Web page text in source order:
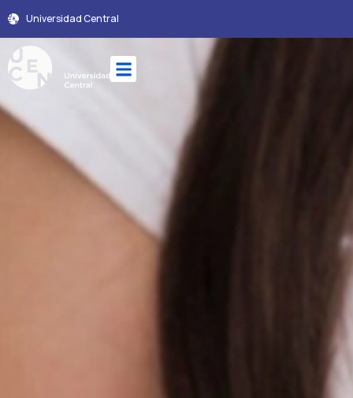
Universidad Central